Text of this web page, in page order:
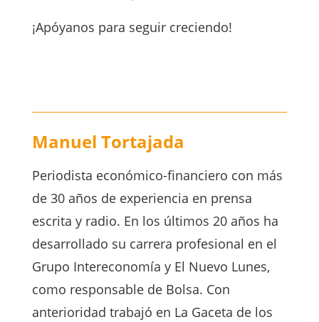
¡Apóyanos para seguir creciendo!
Manuel Tortajada
Periodista económico-financiero con más
de 30 años de experiencia en prensa
escrita y radio. En los últimos 20 años ha
desarrollado su carrera profesional en el
Grupo Intereconomía y El Nuevo Lunes,
como responsable de Bolsa. Con
anterioridad trabajó en La Gaceta de los